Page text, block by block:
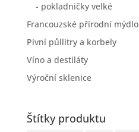
- pokladničky velké
Francouzské přírodní
Pivní půllitry a korbely
Víno a destiláty
Výroční sklenice
Štítky produktu